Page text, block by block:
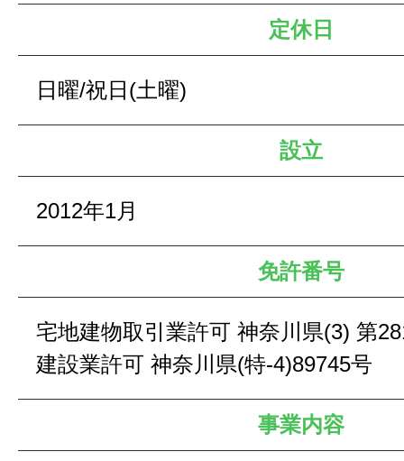
定休日
日曜/祝日(土曜)
設⽴
2012年1⽉
免許番号
宅地建物取引業許可 神奈川県(3) 第
建設業許可 神奈川県(特-4)89745号
事業内容